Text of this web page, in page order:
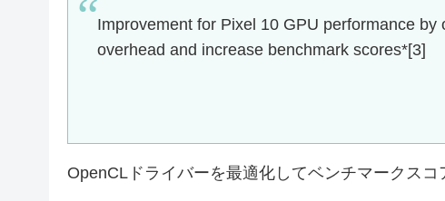
Improvement for Pixel 10 GPU performance
overhead and increase benchmark scores*[3]
OpenCLドライバーを最適化してベンチマークスコ